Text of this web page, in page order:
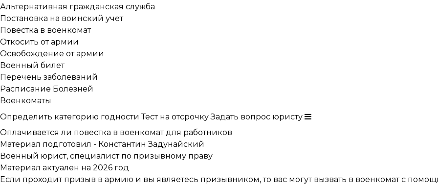
Альтернативная гражданская служба
Постановка на воинский учет
Повестка в военкомат
Откосить от армии
Освобождение от армии
Военный билет
Перечень заболеваний
Расписание Болезней
Военкоматы
Определить категорию годности Тест на отсрочку Задать вопрос юристу
Оплачивается ли повестка в военкомат для работников
Материал подготовил - Константин Задунайский
Военный юрист, специалист по призывному праву
Материал актуален на 2026 год
Если проходит призыв в армию и вы являетесь призывником, то вас могут вызвать в военкомат с